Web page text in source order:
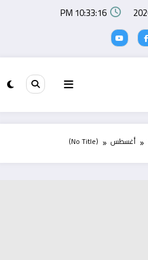
10:33:16 PM
أغسطس (No Title)